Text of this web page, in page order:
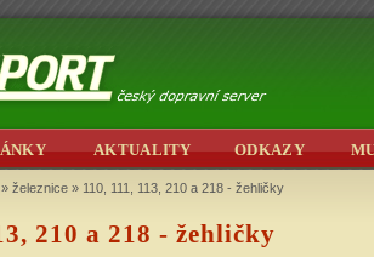
AKTUALITY ODKAZY
» železnice » 110, 111, 113, 210 a 218 - žehličky
210 a 218 - žehličky